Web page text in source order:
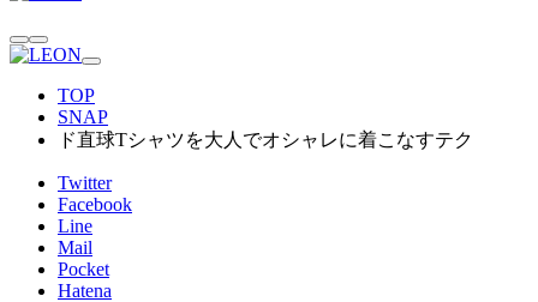
TOP
SNAP
ド直球Tシャツを大人でオシャレに着こなすテク
Twitter
Facebook
Line
Mail
Pocket
Hatena